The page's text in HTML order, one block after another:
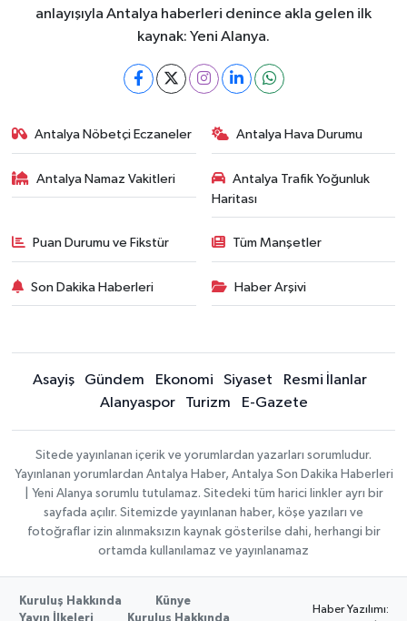
anlayışıyla Antalya haberleri denince akla gelen ilk
kaynak: Yeni Alanya.
Antalya Nöbetçi Eczaneler Antalya Hava Durumu
Antalya Namaz Vakitleri
Antalya Trafik Yoğunluk
Haritası
Puan Durumu ve Fikstür Tüm Manşetler
Son Dakika Haberleri Haber Arşivi
Asayiş Gündem Ekonomi Siyaset
Resmi İlanlar
Alanyaspor
Turizm E-Gazete
Sitede yayınlanan içerik ve yorumlardan yazarları sorumludur.
Yayınlanan yorumlardan Antalya Haber, Antalya Son Dakika Haberleri
| Yeni Alanya sorumlu tutulamaz. Sitedeki tüm harici linkler ayrı bir
sayfada açılır. Sitemizde yayınlanan haber, köşe yazıları ve
fotoğraflar izin alınmaksızın kaynak gösterilse dahi, herhangi bir
ortamda kullanılamaz ve yayınlanamaz
Kuruluş Hakkında
Künye
Haber Yazılımı: